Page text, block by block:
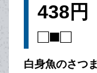
438円
□■□
白身魚のさつ